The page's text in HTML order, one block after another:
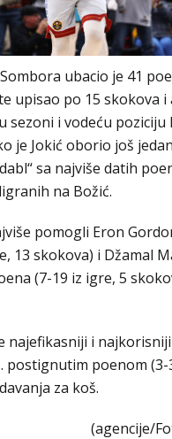
ubacio je 41
upisao po 15 skokova i
sezoni i vodeću poziciju
je Jokić oborio još
sa najviše datih
na Božić.
pomogli Eron
13 skokova) i Džamal
(7-19 iz igre, 5
najefikasniji i
postignutim poenom (3-
za koš.
(agencije/